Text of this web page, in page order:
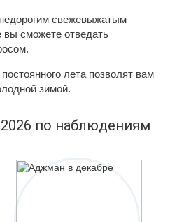
свежевыжатым
сможете отведать
лета позволят вам
зимой.
по наблюдениям